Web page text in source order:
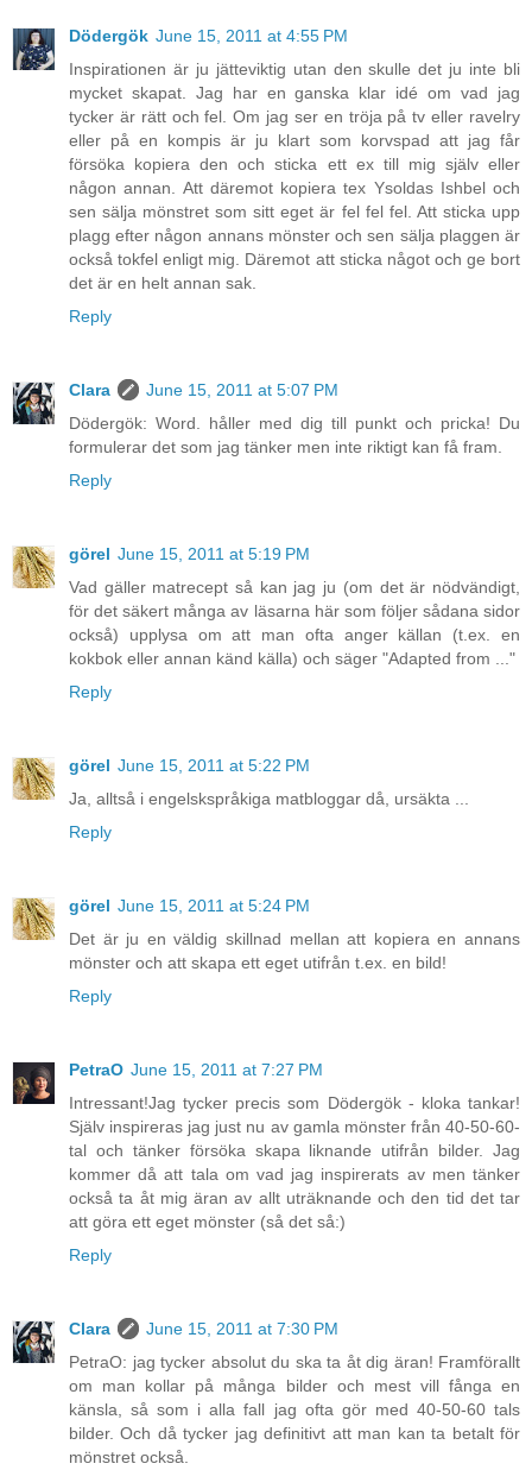
Dödergök June 15, 2011 at 4:55 PM
Inspirationen är ju jätteviktig utan den skulle det ju inte bli
mycket skapat. Jag har en ganska klar idé om vad jag
tycker är rätt och fel. Om jag ser en tröja på tv eller ravelry
eller på en kompis är ju klart som korvspad att jag får
försöka kopiera den och sticka ett ex till mig själv eller
någon annan. Att däremot kopiera tex Ysoldas Ishbel och
sen sälja mönstret som sitt eget är fel fel fel. Att sticka upp
plagg efter någon annans mönster och sen sälja plaggen är
också tokfel enligt mig. Däremot att sticka något och ge bort
det är en helt annan sak.
Reply
Clara
June 15, 2011 at 5:07 PM
Dödergök: Word. håller med dig till punkt och pricka! Du
formulerar det som jag tänker men inte riktigt kan få fram.
Reply
görel June 15, 2011 at 5:19 PM
Vad gäller matrecept så kan jag ju (om det är nödvändigt,
för det säkert många av läsarna här som följer sådana sidor
också) upplysa om att man ofta anger källan (t.ex. en
kokbok eller annan känd källa) och säger "Adapted from ..."
Reply
görel June 15, 2011 at 5:22 PM
Ja, alltså i engelskspråkiga matbloggar då, ursäkta ...
Reply
görel June 15, 2011 at 5:24 PM
Det är ju en väldig skillnad mellan att kopiera en annans
mönster och att skapa ett eget utifrån t.ex. en bild!
Reply
PetraO June 15, 2011 at 7:27 PM
Intressant!Jag tycker precis som Dödergök - kloka tankar!
Själv inspireras jag just nu av gamla mönster från 40-50-60-
tal och tänker försöka skapa liknande utifrån bilder. Jag
kommer då att tala om vad jag inspirerats av men tänker
också ta åt mig äran av allt uträknande och den tid det tar
att göra ett eget mönster (så det så:)
Reply
Clara
June 15, 2011 at 7:30 PM
PetraO: jag tycker absolut du ska ta åt dig äran! Framförallt
om man kollar på många bilder och mest vill fånga en
känsla, så som i alla fall jag ofta gör med 40-50-60 tals
bilder. Och då tycker jag definitivt att man kan ta betalt för
mönstret också.